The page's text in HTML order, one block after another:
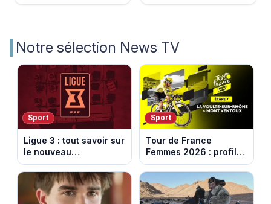
Notre sélection News TV
Sport
Ligue 3 : tout savoir sur
le nouveau
championnat qui
succède au National
Sport
Tour de France
Femmes 2026 : profil
et horaires de la 7e
étape entre La Voulte-
sur-Rhône et le Mont
Ventoux